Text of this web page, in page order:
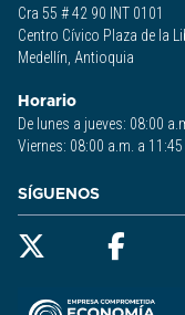
Cra 55 # 42 90 INT 0101
Centro Cívico Plaza de la
Medellín, Antioquia
Horario
De lunes a jueves: 08:00
Viernes: 08:00 a.m. a
SÍGUENOS